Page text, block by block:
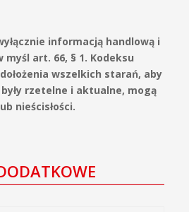
informacją handlową i
art. 66, § 1. Kodeksu
wszelkich starań, aby
rzetelne i aktualne, mogą
nieścisłości.